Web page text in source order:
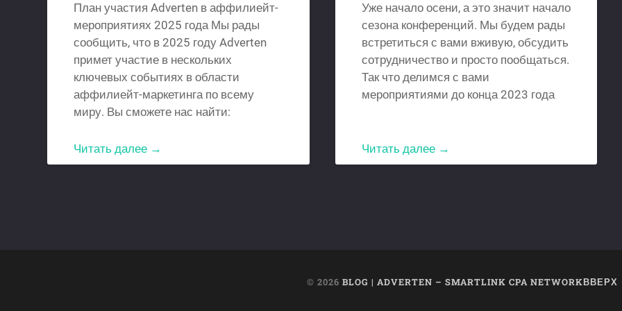
План участия Adverten в аффилиейт-
мероприятиях 2025 года Мы рады
сообщить, что в 2025 году Adverten
примет участие в нескольких
ключевых событиях в области
аффилиейт-маркетинга по всему
миру. Вы сможете нас найти:
Читать далее →
Уже начало осени, а это значит начало
сезона конференций. Мы будем рады
встретиться с вами вживую, обсудить
сотрудничество и просто пообщаться.
Так что делимся с вами
мероприятиями до конца 2023 года
Читать далее →
© 2026 BLOG | ADVERTEN – SMARTLINK CPA NETWORKВВЕРХ